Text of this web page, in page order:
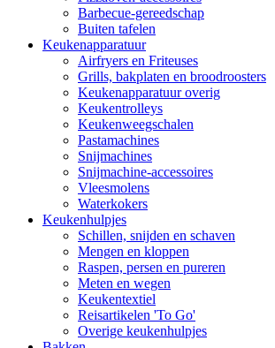
Barbecue-gereedschap
Buiten tafelen
Keukenapparatuur
Airfryers en Friteuses
Grills, bakplaten en broodroosters
Keukenapparatuur overig
Keukentrolleys
Keukenweegschalen
Pastamachines
Snijmachines
Snijmachine-accessoires
Vleesmolens
Waterkokers
Keukenhulpjes
Schillen, snijden en schaven
Mengen en kloppen
Raspen, persen en pureren
Meten en wegen
Keukentextiel
Reisartikelen 'To Go'
Overige keukenhulpjes